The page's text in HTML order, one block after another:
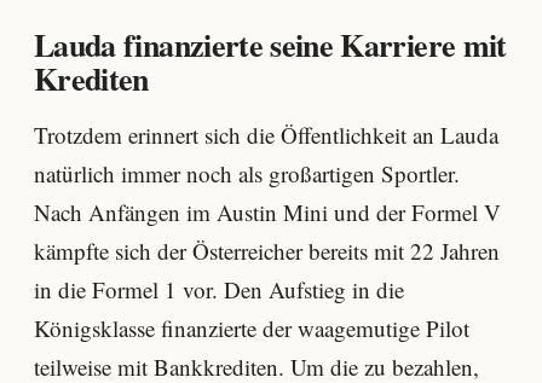
Lauda finanzierte seine Karriere mit
Krediten
Trotzdem erinnert sich die Öffentlichkeit an Lauda
natürlich immer noch als großartigen Sportler.
Nach Anfängen im Austin Mini und der Formel V
kämpfte sich der Österreicher bereits mit 22 Jahren
in die Formel 1 vor. Den Aufstieg in die
Königsklasse finanzierte der waagemutige Pilot
teilweise mit Bankkrediten. Um die zu bezahlen,